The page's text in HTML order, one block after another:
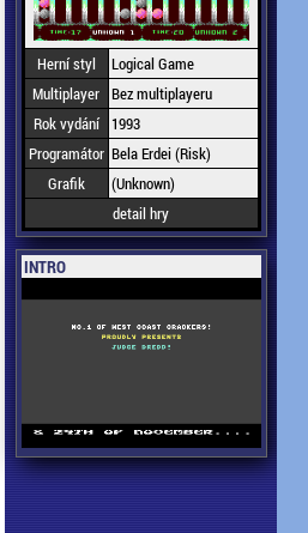
Herní styl
Logical Game
Multiplayer Bez multiplayeru
Rok vydání
1993
Programátor Bela Erdei (Risk)
Grafik
(Unknown)
detail hry
INTRO